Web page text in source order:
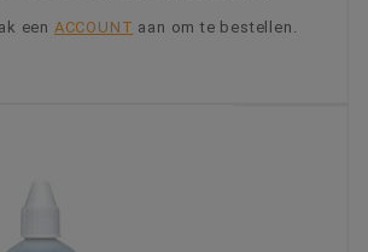
een ACCOUNT aan om te bestellen.